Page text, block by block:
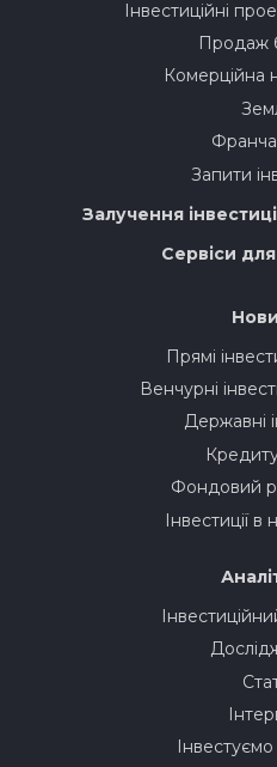
Інвестиційні
Продаж
Комерційна
Запити
Залучення
Сервіси
Прямі
Венчурні
Державні
Фондовий
Інвестиції в